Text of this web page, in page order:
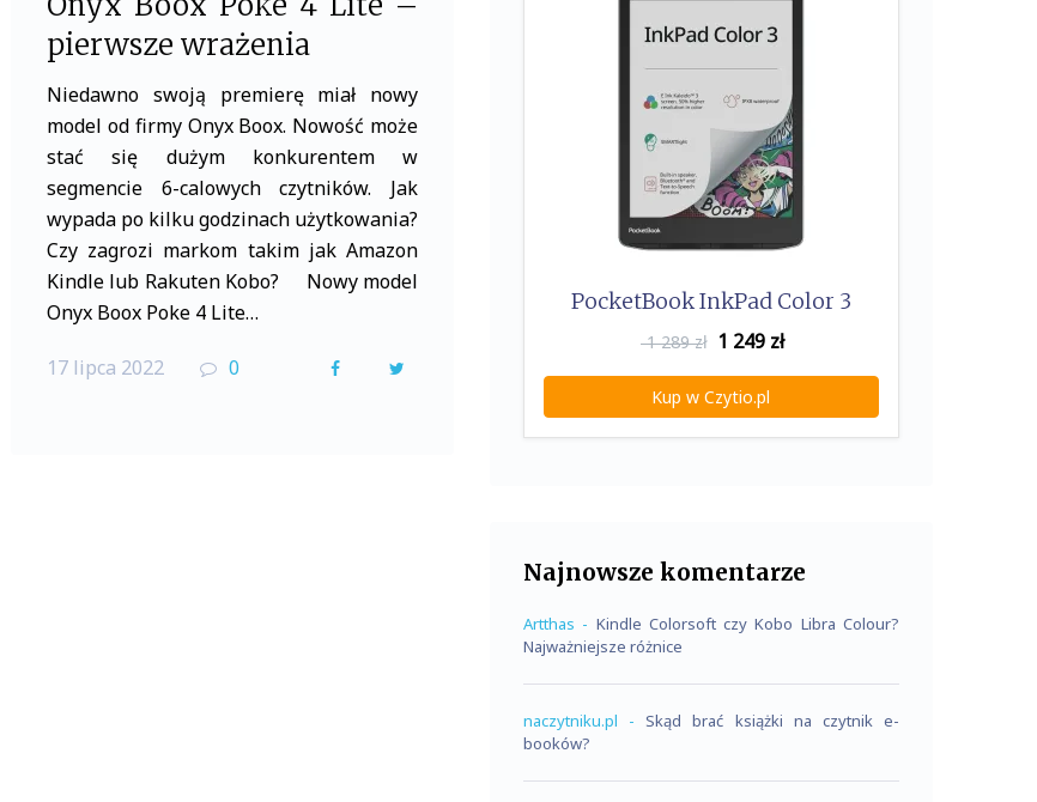
pierwsze wrażenia
Niedawno swoją premierę miał nowy
model od firmy Onyx Boox. Nowość może
stać się dużym konkurentem w
segmencie 6-calowych czytników. Jak
wypada po kilku godzinach użytkowania?
Czy zagrozi markom takim jak Amazon
Kindle lub Rakuten Kobo? Nowy model
Onyx Boox Poke 4 Lite…
17 lipca 2022 0
F
PocketBook InkPad Color 3
1 289 zł 1 249 zł
Kup w Czytio.pl
Najnowsze komentarze
Artthas - Kindle Colorsoft czy Kobo Libra Colour?
Najważniejsze różnice
naczytniku.pl - Skąd brać książki na czytnik e-
booków?